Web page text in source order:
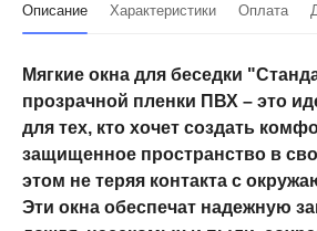
Описание Характеристики Оплата
Мягкие окна для беседки
прозрачной пленки ПВХ – это
для тех, кто хочет создать
защищенное пространство в
этом не теряя контакта с
Эти окна обеспечат надежную